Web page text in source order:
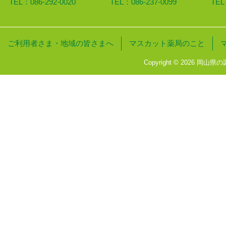
TEL：086-292-0020
TEL：086-237-0099
TEL
ご利用者さま・地域の皆さまへ マスカット薬局のこと
Copyright © 2026 岡山県の